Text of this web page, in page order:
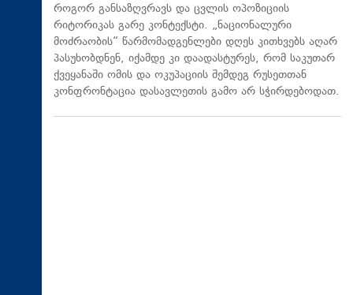
როგორ განსაზღვრავს და ცვლის ოპოზიციის
რიტორიკას გარე კონტექსტი. „ნაციონალური
მოძრაობის“ წარმომადგენლები დღეს კითხვებს აღარ
პასუხობდნენ, იქამდე კი დაადასტურეს, რომ საკუთარ
ქვეყანაში ომის და ოკუპაციის შემდეგ რუსეთთან
კონფრონტაცია დასავლეთის გამო არ სჭირდებოდათ.